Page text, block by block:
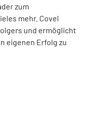
zum
mehr. Covel
und ermöglicht
eigenen Erfolg zu